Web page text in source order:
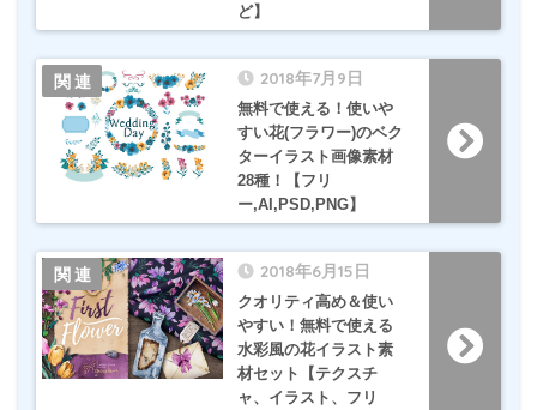
ど】
2018年7月9日
無料で使える！使いや
すい花(フラワー)のベク
ターイラスト画像素材
28種！【フリ
ー,AI,PSD,PNG】
2018年6月15日
クオリティ高め＆使い
やすい！無料で使える
水彩風の花イラスト素
材セット【テクスチ
ャ、イラスト、フリ